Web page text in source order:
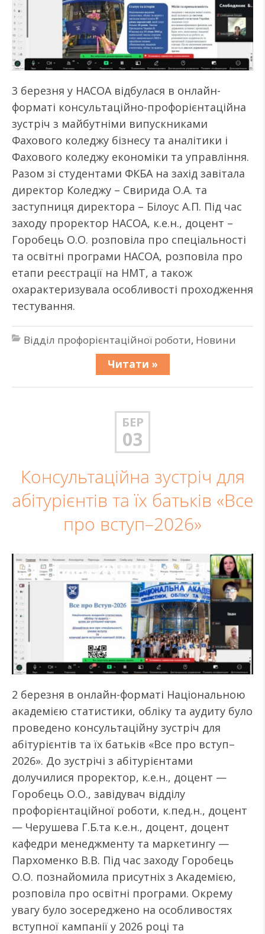
3 березня у НАСОА відбулася в онлайн-
форматі консультаційно-профорієнтаційна
зустріч з майбутніми випускниками
Фахового коледжу бізнесу та аналітики і
Фахового коледжу економіки та управління.
Разом зі студентами ФКБА на захід завітала
директор Коледжу – Свирида О.А. та
заступниця директора – Білоус А.П. Під час
заходу проректор НАСОА, к.е.н., доцент –
Горобець О.О. розповіла про спеціальності
та освітні програми НАСОА, розповіла про
етапи реєстрації на НМТ, а також
охарактеризувала особливості проходження
тестування.
Відділ профорієнтаційної роботи, Новини
Читати »
БЕР
03
Консультаційна зустріч для
абітурієнтів та їх батьків «Все
про вступ–2026»
2 березня в онлайн-форматі Національною
академією статистики, обліку та аудиту було
проведено консультаційну зустріч для
абітурієнтів та їх батьків «Все про вступ–
2026». До зустрічі з абітурієнтами
долучилися проректор, к.е.н., доцент —
Горобець О.О., завідувач відділу
профорієнтаційної роботи, к.пед.н., доцент
— Черушева Г.Б.та к.е.н., доцент, доцент
кафедри менеджменту та маркетингу —
Пархоменко В.В. Під час заходу Горобець
О.О. познайомила присутніх з Академією,
розповіла про освітні програми. Окрему
увагу було зосереджено на особливостях
вступної кампанії у 2026 році та